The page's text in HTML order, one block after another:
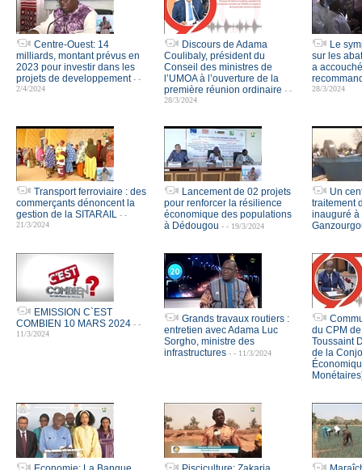
Centre-Ouest: 14
milliards, montant prévus en
2023 pour investir dans les
projets de developpement - -
2/4/2024
Discours de Adama
Coulibaly, président du
Conseil des ministres de
l’UMOA à l’ouverture de la
première réunion ordinaire - -
28/3/2024
Le
sur les
a
28/3/2024
Transport ferroviaire : des
commerçants dénoncent la
gestion de la SITARAIL - -
21/3/2024
Lancement de 02 projets
pour renforcer la résilience
économique des populations
à Dédougou - - 19/3/2024
Un
traitement
inauguré à
EMISSION C`EST
COMBIEN 10 MARS 2024 - -
11/3/2024
Grands travaux routiers :
entretien avec Adama Luc
Sorgho, ministre des
infrastructures - - 11/3/2024
du CPM
Toussaint
de la